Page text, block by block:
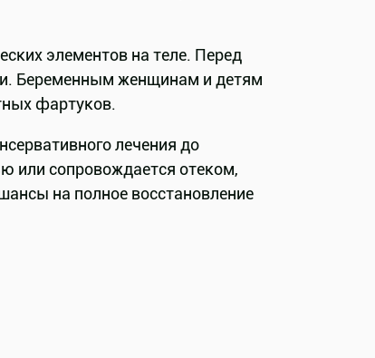
элементов на теле. Перед
Беременным женщинам и детям
фартуков.
лечения до
или сопровождается отеком,
на полное восстановление